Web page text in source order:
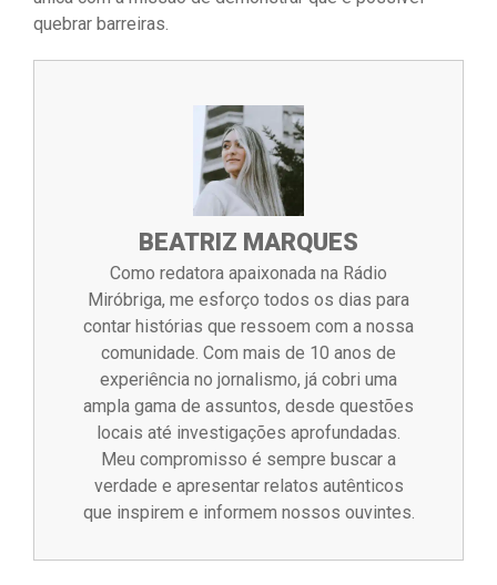
quebrar barreiras.
BEATRIZ MARQUES
Como redatora apaixonada na Rádio
Miróbriga, me esforço todos os dias para
contar histórias que ressoem com a nossa
comunidade. Com mais de 10 anos de
experiência no jornalismo, já cobri uma
ampla gama de assuntos, desde questões
locais até investigações aprofundadas.
Meu compromisso é sempre buscar a
verdade e apresentar relatos autênticos
que inspirem e informem nossos ouvintes.